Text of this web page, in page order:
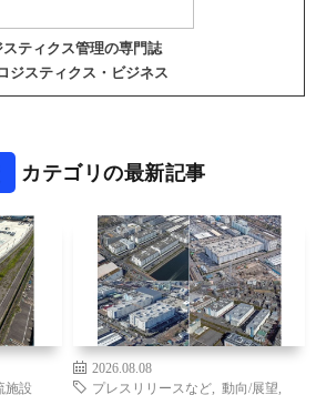
スティクス管理の専門誌
ジスティクス・ビジネス
カテゴリの最新記事
施設
2026.08.08
プレスリリースなど
動向/展望